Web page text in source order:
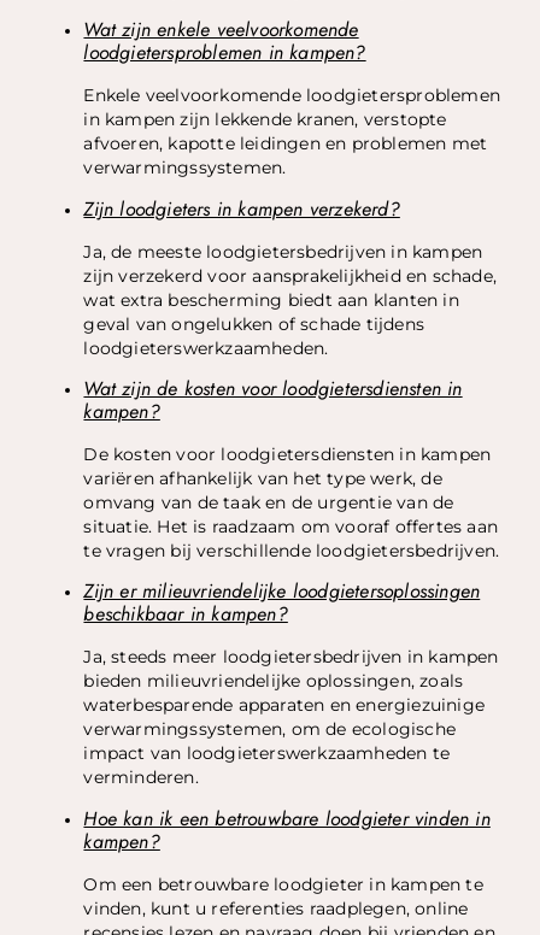
Wat zijn enkele veelvoorkomende
loodgietersproblemen in kampen?
Enkele veelvoorkomende loodgietersproblemen
in kampen zijn lekkende kranen, verstopte
afvoeren, kapotte leidingen en problemen met
verwarmingssystemen.
Zijn loodgieters in kampen verzekerd?
Ja, de meeste loodgietersbedrijven in kampen
zijn verzekerd voor aansprakelijkheid en schade,
wat extra bescherming biedt aan klanten in
geval van ongelukken of schade tijdens
loodgieterswerkzaamheden.
Wat zijn de kosten voor loodgietersdiensten in
kampen?
De kosten voor loodgietersdiensten in kampen
variëren afhankelijk van het type werk, de
omvang van de taak en de urgentie van de
situatie. Het is raadzaam om vooraf offertes aan
te vragen bij verschillende loodgietersbedrijven.
Zijn er milieuvriendelijke loodgietersoplossingen
beschikbaar in kampen?
Ja, steeds meer loodgietersbedrijven in kampen
bieden milieuvriendelijke oplossingen, zoals
waterbesparende apparaten en energiezuinige
verwarmingssystemen, om de ecologische
impact van loodgieterswerkzaamheden te
verminderen.
Hoe kan ik een betrouwbare loodgieter vinden in
kampen?
Om een betrouwbare loodgieter in kampen te
vinden, kunt u referenties raadplegen, online